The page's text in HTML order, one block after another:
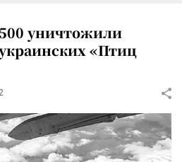
уничтожили
«Птиц